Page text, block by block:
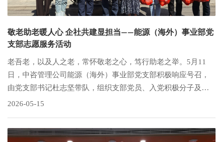
敬老助老暖人心 企社共建显担当——能源（海外）事业部党
支部志愿服务活动
老吾老，以及人之老，常怀敬老之心，笃行助老之举。5月11
日，中咨管理公司能源（海外）事业部党支部积极响应号召，
由党支部书记杜志坚带队，组织支部党员、入党积极分子及业
务骨干，深入基层社区开展敬老助老志愿服务活动，为潘庄社
2026-05-15